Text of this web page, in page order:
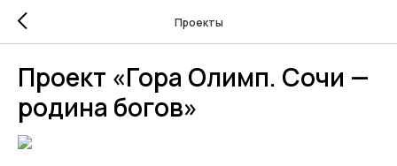
Проекты
Проект «Гора Олимп. Сочи —
родина богов»